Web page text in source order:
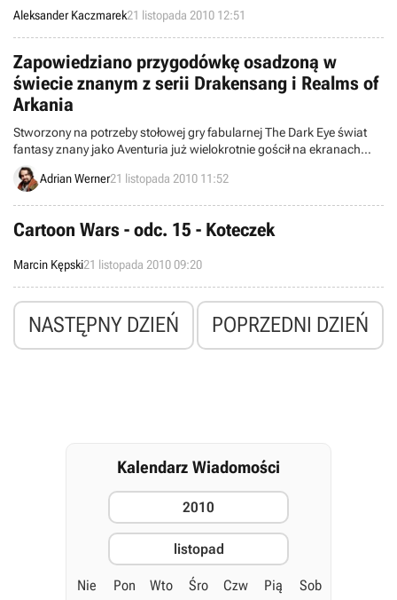
podczas zbliżającej się gali rozdania nagród Video Game Awards.
Na stronie stacji telewizyjnej Spike, która jest organizatorem imprezy,
pojawiła się 30-sekundowa reklama, w której uważny widz może
dopatrzyć się kolejnych zagadkowych anonsów.
Aleksander Kaczmarek21 listopada 2010 12:51
Zapowiedziano przygodówkę osadzoną w
świecie znanym z serii Drakensang i Realms of
Arkania
Stworzony na potrzeby stołowej gry fabularnej The Dark Eye świat
fantasy znany jako Aventuria już wielokrotnie gościł na ekranach
monitorów. Do tej pory jednak ograniczało się to do produkcji RPG,
takich jak cykle Realms of Arkania czy Drakensang. Teraz ma to ulec
Adrian Werner21 listopada 2010 11:52
Cartoon Wars - odc. 15 - Koteczek
Marcin Kępski21 listopada 2010 09:20
NASTĘPNY DZIEŃ POPRZEDNI DZIEŃ
Kalendarz Wiadomości
2010
listopad
Nie Pon Wto Śro Czw Pią Sob